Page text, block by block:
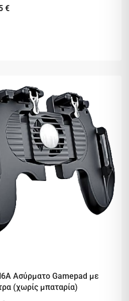
€
Ασύρματο Gamepad με
(χωρίς μπαταρία)